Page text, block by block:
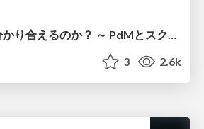
俺たちは本当に分かり合えるのか？ ～ PdMとスクラムチームの “ずれ” を科学する
3 2.6k